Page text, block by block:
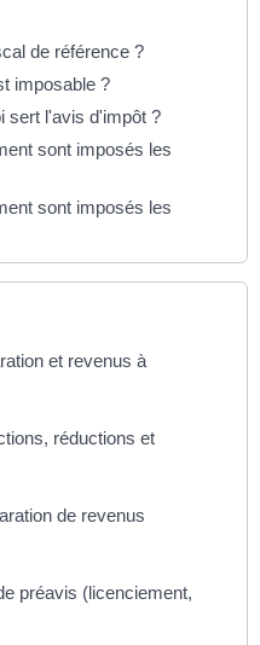
de référence ?
imposable ?
sert l'avis d'impôt ?
sont imposés les
sont imposés les
et revenus à
réductions et
de revenus
préavis (licenciement,